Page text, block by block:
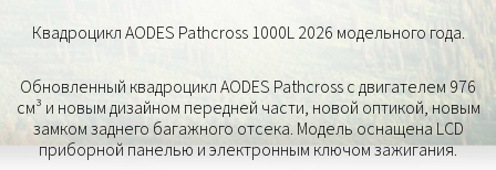
Квадроцикл AODES Pathcross 1000L 2026 модельного года.
Обновленный квадроцикл AODES Pathcross с двигателем 976
см³ и новым дизайном передней части, новой оптикой, новым
замком заднего багажного отсека. Модель оснащена LCD
приборной панелью и электронным ключом зажигания.